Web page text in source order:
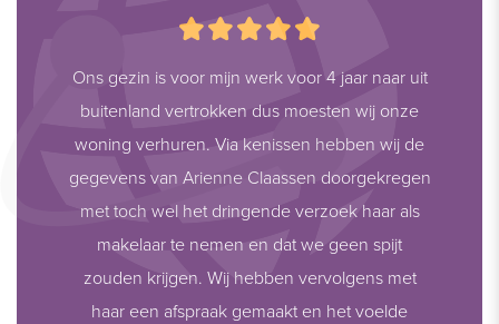
Ons gezin is voor mijn werk voor 4 jaar naar uit
buitenland vertrokken dus moesten wij onze
woning verhuren. Via kenissen hebben wij de
gegevens van Arienne Claassen doorgekregen
met toch wel het dringende verzoek haar als
makelaar te nemen en dat we geen spijt
zouden krijgen. Wij hebben vervolgens met
haar een afspraak gemaakt en het voelde